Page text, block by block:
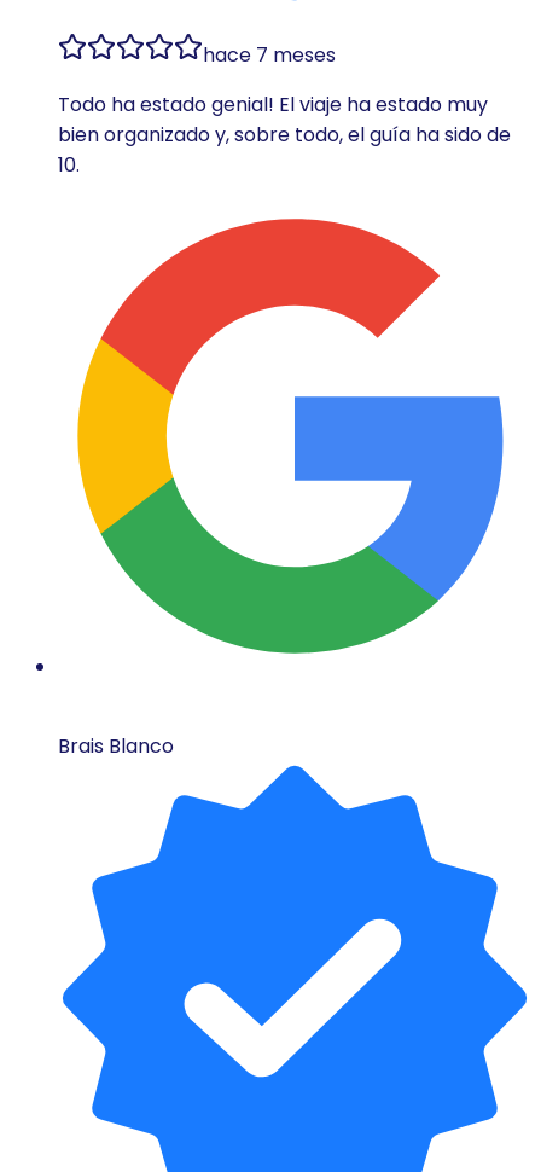
hace 7 meses
Todo ha estado genial! El viaje ha estado muy
bien organizado y, sobre todo, el guía ha sido de
10.
Brais Blanco